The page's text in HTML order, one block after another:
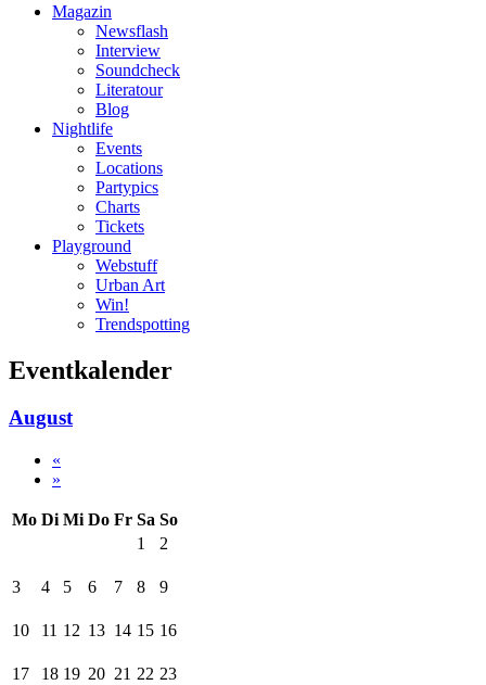
Magazin
Newsflash
Interview
Soundcheck
Literatour
Blog
Nightlife
Events
Locations
Partypics
Charts
Tickets
Playground
Webstuff
Urban Art
Win!
Trendspotting
Eventkalender
August
«
»
Mo Di Mi Do Fr Sa So
1
2
3 4 5 6 7 8 9
10 11 12 13 14 15 16
17 18 19 20 21 22 23